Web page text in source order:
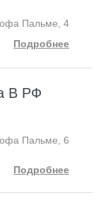
Пальме, 4
Подробнее
В РФ
Пальме, 6
Подробнее